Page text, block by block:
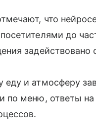
что
до
еду и атмосферу
по меню, ответы